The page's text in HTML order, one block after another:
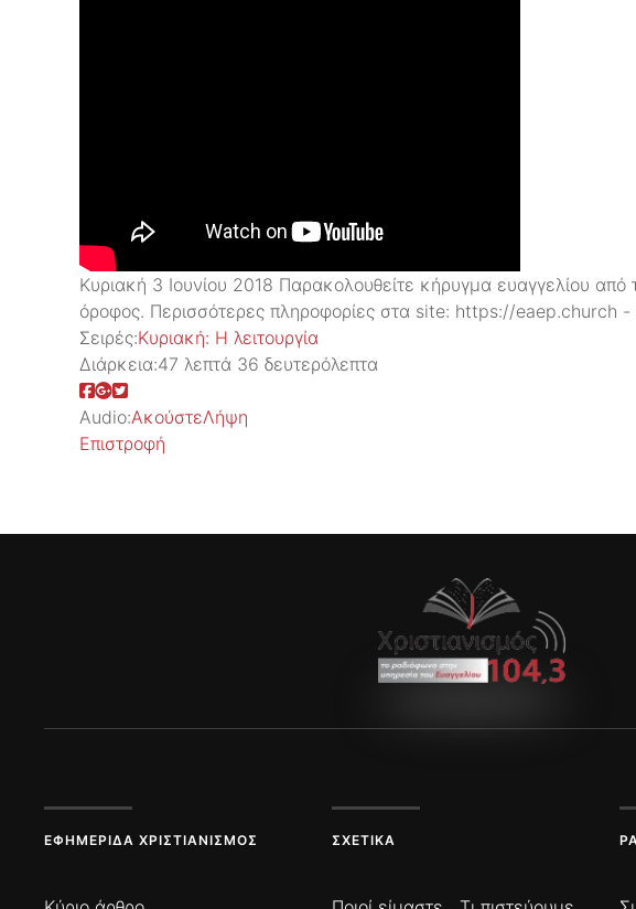
Κυριακή 3 Ιουνίου 2018 Παρακολουθείτε κήρυγμα ευαγγελίου
όροφος. Περισσότερες πληροφορίες στα site: https://
Σειρές:Kυριακή: H λειτουργία
Διάρκεια:47 λεπτά 36 δευτερόλεπτα
Audio:ΑκούστεΛήψη
Επιστροφή
ΕΦΗΜΕΡΊΔΑ ΧΡΙΣΤΙΑΝΙΣΜΌΣ ΣΧΕΤΙΚΆ